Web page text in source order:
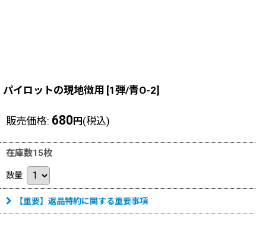
パイロットの現地徴用 [1弾/青O-2]
販売価格: 680 円 (税込)
在庫数15枚
数量:
【重要】返品特約に関する重要事項